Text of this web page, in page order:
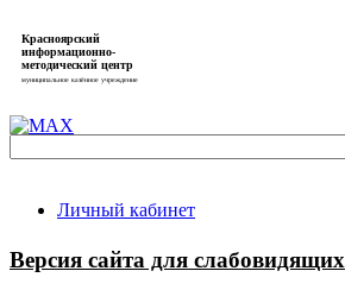
Красноярский
информационно-
методический центр
муниципальное казённое учреждение
Личный кабинет
Версия сайта для слабовидящих